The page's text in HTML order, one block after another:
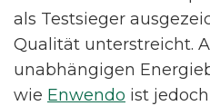
als Testsieger
Qualität unterstreicht.
unabhängigen
wie Enwendo ist